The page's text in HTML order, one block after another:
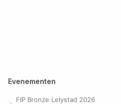
Evenementen
FIP Bronze Lelystad 2026